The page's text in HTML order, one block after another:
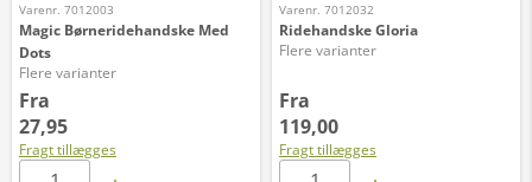
Varenr. 7012003
Magic Børneridehandske Med
Dots
Flere varianter
Fra
27,95
Fragt tillægges
Varenr. 7012032
Ridehandske Gloria
Flere varianter
Fra
119,00
Fragt tillægges